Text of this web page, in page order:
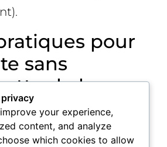
pour
sans
le long
dans des “placards”
your experience,
content, and analyze
which cookies to allow